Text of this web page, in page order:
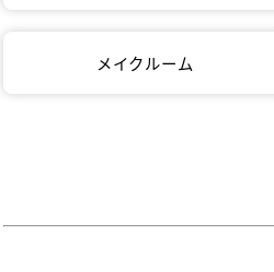
メイクルーム